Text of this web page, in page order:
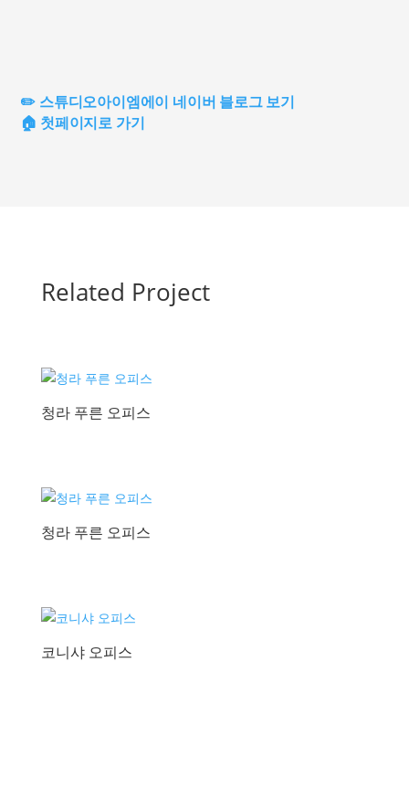
✏️ 스튜디오아이엠에이 네이버 블로그 보기
🏠 첫페이지로 가기
Related Project
청라 푸른 오피스
청라 푸른 오피스
코니샤 오피스